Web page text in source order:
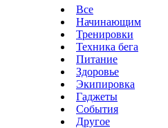
Все
Начинающим
Тренировки
Техника бега
Питание
Здоровье
Экипировка
Гаджеты
События
Другое